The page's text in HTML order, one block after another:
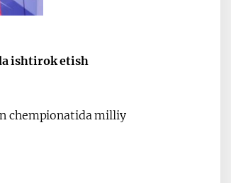
ishtirok etish
chempionatida milliy